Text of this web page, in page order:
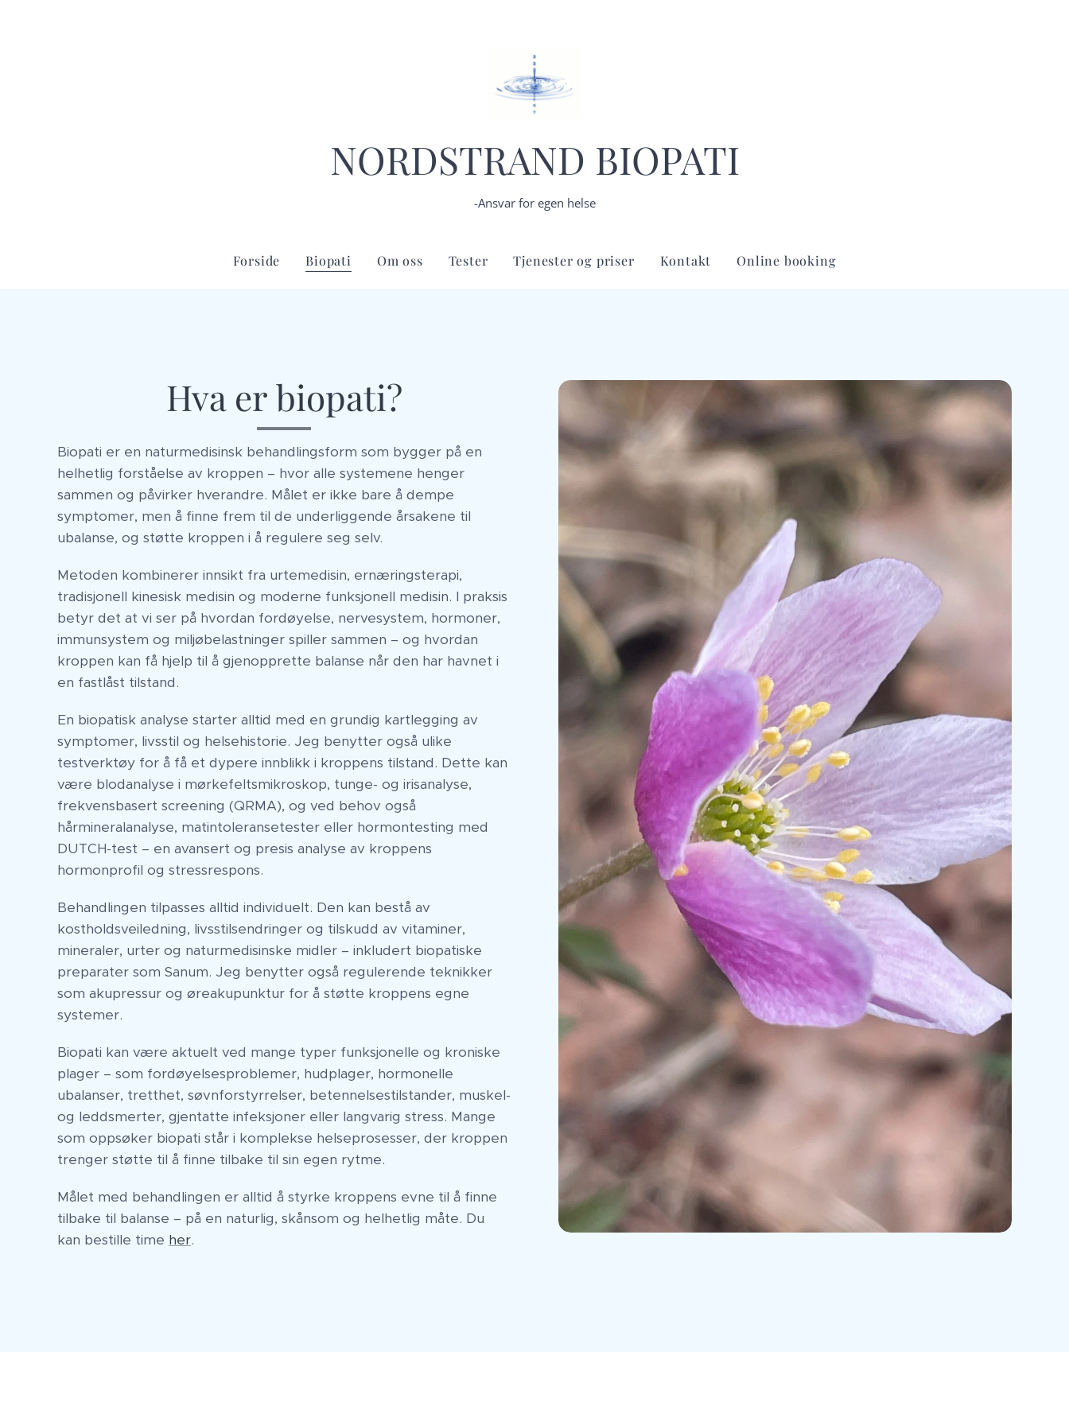
NORDSTRAND BIOPATI
-Ansvar for egen helse
Forside Biopati Om oss Tester Tjenester og priser Kontakt Online booking
Hva er biopati?
Biopati er en naturmedisinsk behandlingsform som bygger på en
helhetlig forståelse av kroppen – hvor alle systemene henger
sammen og påvirker hverandre. Målet er ikke bare å dempe
symptomer, men å finne frem til de underliggende årsakene til
ubalanse, og støtte kroppen i å regulere seg selv.
Metoden kombinerer innsikt fra urtemedisin, ernæringsterapi,
tradisjonell kinesisk medisin og moderne funksjonell medisin. I praksis
betyr det at vi ser på hvordan fordøyelse, nervesystem, hormoner,
immunsystem og miljøbelastninger spiller sammen – og hvordan
kroppen kan få hjelp til å gjenopprette balanse når den har havnet i
en fastlåst tilstand.
En biopatisk analyse starter alltid med en grundig kartlegging av
symptomer, livsstil og helsehistorie. Jeg benytter også ulike
testverktøy for å få et dypere innblikk i kroppens tilstand. Dette kan
være blodanalyse i mørkefeltsmikroskop, tunge- og irisanalyse,
frekvensbasert screening (QRMA), og ved behov også
hårmineralanalyse, matintoleransetester eller hormontesting med
DUTCH-test – en avansert og presis analyse av kroppens
hormonprofil og stressrespons.
Behandlingen tilpasses alltid individuelt. Den kan bestå av
kostholdsveiledning, livsstilsendringer og tilskudd av vitaminer,
mineraler, urter og naturmedisinske midler – inkludert biopatiske
preparater som Sanum. Jeg benytter også regulerende teknikker
som akupressur og øreakupunktur for å støtte kroppens egne
systemer.
Biopati kan være aktuelt ved mange typer funksjonelle og kroniske
plager – som fordøyelsesproblemer, hudplager, hormonelle
ubalanser, tretthet, søvnforstyrrelser, betennelsestilstander, muskel-
og leddsmerter, gjentatte infeksjoner eller langvarig stress. Mange
som oppsøker biopati står i komplekse helseprosesser, der kroppen
trenger støtte til å finne tilbake til sin egen rytme.
Målet med behandlingen er alltid å styrke kroppens evne til å finne
tilbake til balanse – på en naturlig, skånsom og helhetlig måte. Du
kan bestille time her.